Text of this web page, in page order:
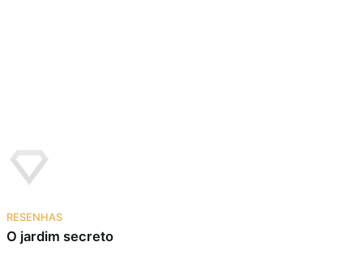
RESENHAS
O jardim secreto